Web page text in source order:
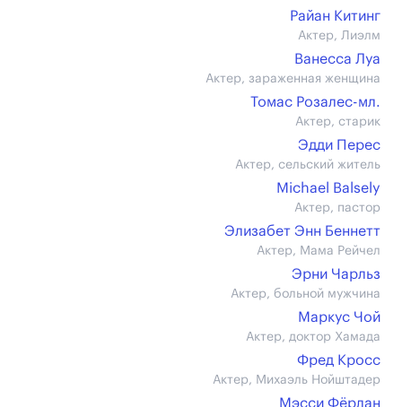
Райан Китинг
Актер, Лиэлм
Ванесса Луа
Актер, зараженная женщина
Томас Розалес-мл.
Актер, старик
Эдди Перес
Актер, сельский житель
Michael Balsely
Актер, пастор
Элизабет Энн Беннетт
Актер, Мама Рейчел
Эрни Чарльз
Актер, больной мужчина
Маркус Чой
Актер, доктор Хамада
Фред Кросс
Актер, Михаэль Нойштадер
Мэсси Фёрлан